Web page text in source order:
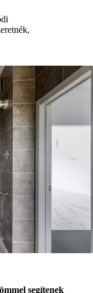
segítenek